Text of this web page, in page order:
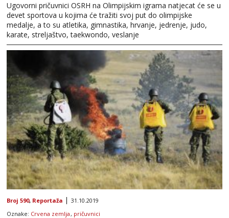
Ugovorni pričuvnici OSRH na Olimpijskim igrama natjecat će se u
devet sportova u kojima će tražiti svoj put do olimpijske
medalje, a to su atletika, gimnastika, hrvanje, jedrenje, judo,
karate, streljaštvo, taekwondo, veslanje
Broj 590, Reportaža
31.10.2019
Oznake: Crvena zemlja , pričuvnici